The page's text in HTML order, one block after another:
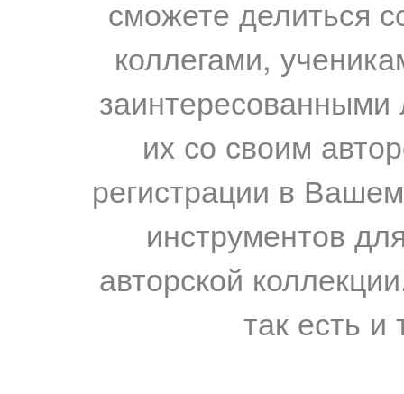
сможете делиться
коллегами,
их со своим
регистрации в
инструментов
авторской
так есть и